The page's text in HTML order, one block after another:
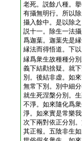
老死。説餘八種。
有攝無明行。所以
攝入餘中。是以除
説十一。除生一法
爲迦葉。迦葉先是
縁法而得悟道。下
縁爲衆生故種種分
義下結勸捨疑。就
別。後結非虚。如
無常下別。別中細
就生死涅槃分別。
不淨。如來隨化爲
淨。如來實是常樂
次下兩對依正分別
其正報。五陰非生